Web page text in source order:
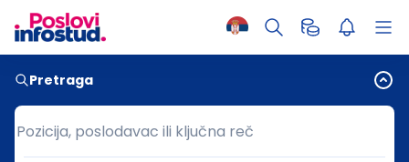
Pretraga
Pozicija, poslodavac ili ključna reč
Pozicija, poslodavac ili ključna reč